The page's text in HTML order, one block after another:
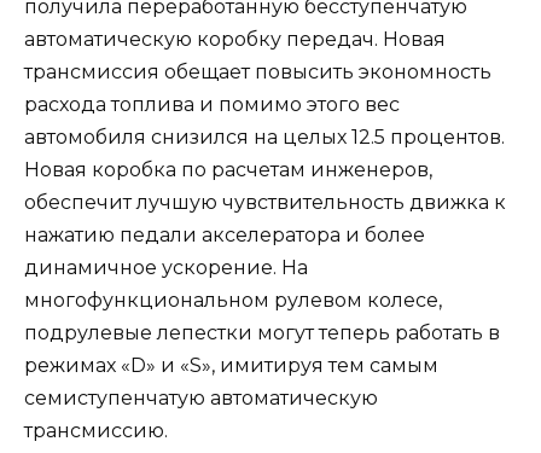
получила переработанную бесступенчатую
автоматическую коробку передач. Новая
трансмиссия обещает повысить экономность
расхода топлива и помимо этого вес
автомобиля снизился на целых 12.5 процентов.
Новая коробка по расчетам инженеров,
обеспечит лучшую чувствительность движка к
нажатию педали акселератора и более
динамичное ускорение. На
многофункциональном рулевом колесе,
подрулевые лепестки могут теперь работать в
режимах «D» и «S», имитируя тем самым
семиступенчатую автоматическую
трансмиссию.